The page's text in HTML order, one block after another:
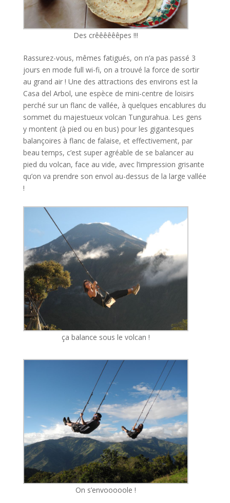
Des crêêêêêêpes !!!
Rassurez-vous, mêmes fatigués, on n’a pas passé 3
jours en mode full wi-fi, on a trouvé la force de sortir
au grand air ! Une des attractions des environs est la
Casa del Arbol, une espèce de mini-centre de loisirs
perché sur un flanc de vallée, à quelques encablures du
sommet du majestueux volcan Tungurahua. Les gens
y montent (à pied ou en bus) pour les gigantesques
balançoires à flanc de falaise, et effectivement, par
beau temps, c’est super agréable de se balancer au
pied du volcan, face au vide, avec l’impression grisante
qu’on va prendre son envol au-dessus de la large vallée
!
ça balance sous le volcan !
On s’envooooole !